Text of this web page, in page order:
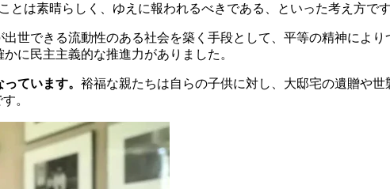
は素晴らしく、ゆえに報われるべきである、といった考え方です
できる流動性のある社会を築く手段として、平等の精神により
に民主主義的な推進力がありました。
ています。 裕福な親たちは自らの子供に対し、大邸宅の遺贈や
。